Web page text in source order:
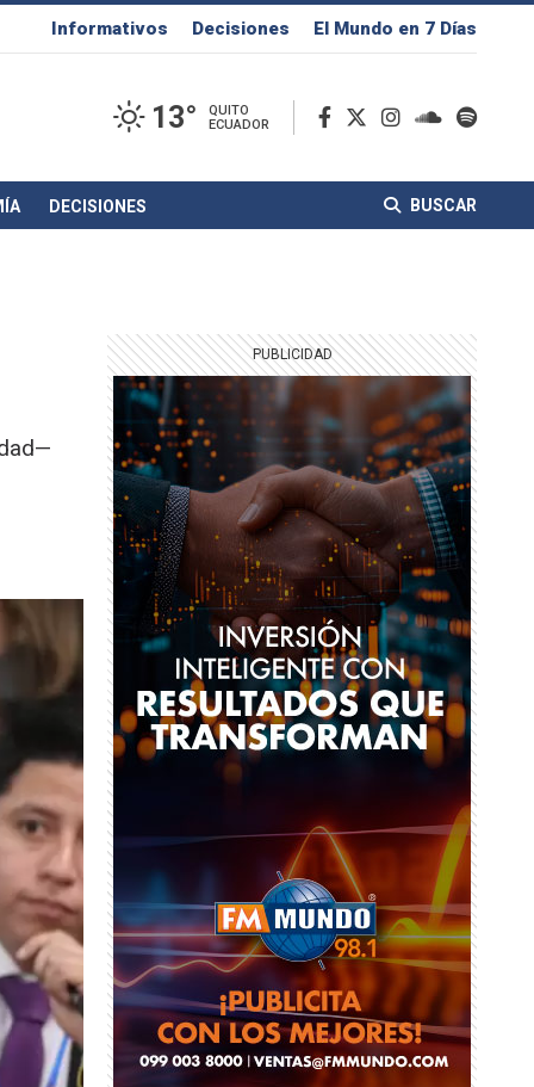
Informativos Decisiones El Mundo en 7 Días
13°
QUITO
ECUADOR
DECISIONES BUSCAR